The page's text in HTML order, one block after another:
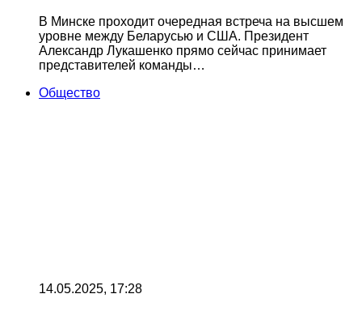
В Минске проходит очередная встреча на высшем
уровне между Беларусью и США. Президент
Александр Лукашенко прямо сейчас принимает
представителей команды…
Общество
14.05.2025, 17:28